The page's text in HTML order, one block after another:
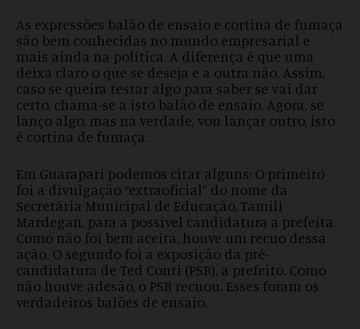
As expressões balão de ensaio e cortina de fumaça
são bem conhecidas no mundo empresarial e
mais ainda na política. A diferença é que uma
deixa claro o que se deseja e a outra não. Assim,
caso se queira testar algo para saber se vai dar
certo, chama-se a isto balão de ensaio. Agora, se
lanço algo, mas na verdade, vou lançar outro, isto
é cortina de fumaça.
Em Guarapari podemos citar alguns: O primeiro
foi a divulgação “extraoficial” do nome da
Secretária Municipal de Educação, Tamili
Mardegan, para a possível candidatura a prefeita.
Como não foi bem aceita, houve um recuo dessa
ação. O segundo foi a exposição da pré-
candidatura de Ted Conti (PSB), a prefeito. Como
não houve adesão, o PSB recuou. Esses foram os
verdadeiros balões de ensaio.